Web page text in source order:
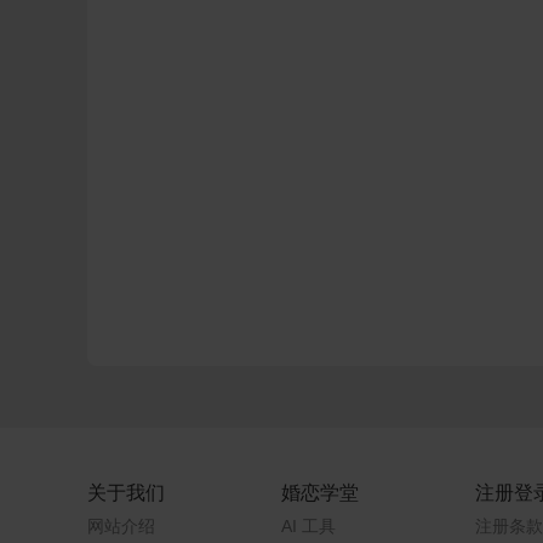
关于我们
网站介绍
婚恋学堂
AI 工具
注册登
注册条款